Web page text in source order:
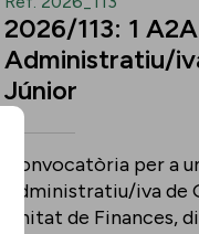
2026/113: 1
Administratiu/
Júnior
Convocatòria per a
Administratiu/iva de
Unitat de Finances,